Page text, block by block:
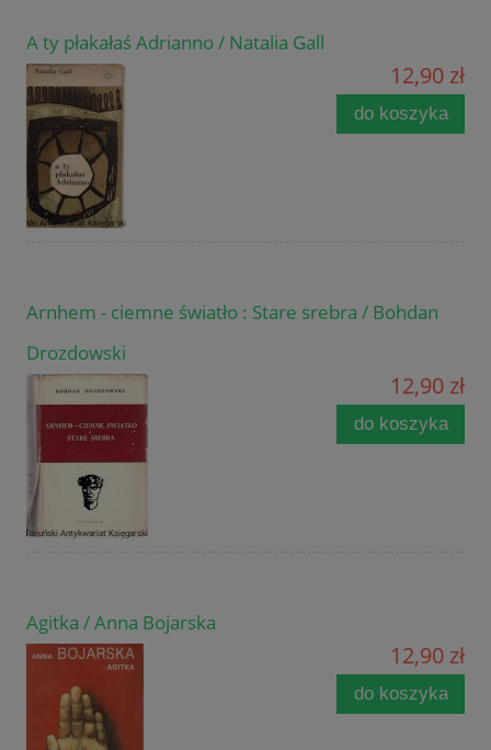
A ty płakałaś Adrianno / Natalia Gall
12,90 zł
do koszyka
Arnhem - ciemne światło : Stare srebra / Bohdan
Drozdowski
12,90 zł
do koszyka
Agitka / Anna Bojarska
12,90 zł
do koszyka